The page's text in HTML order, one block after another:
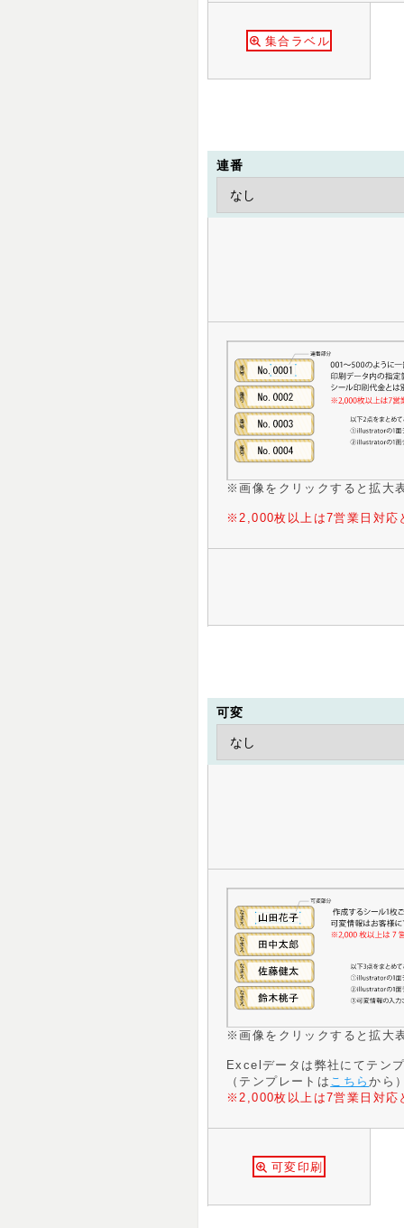
集合ラベル
連番
※画像をクリックすると拡大
※2,000枚以上は7営業日対応
可変
※画像をクリックすると拡大
Excelデータは弊社にてテン
（テンプレートは こちらから
※2,000枚以上は7営業日対応
可変印刷